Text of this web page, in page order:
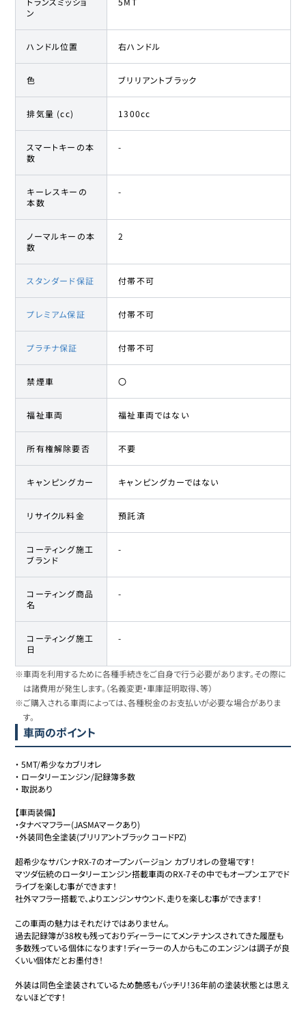
ン
ハンドル位置 右ハンドル
色 ブリリアントブラック
排気量 (cc) 1300cc
スマートキーの本
数
-
キーレスキーの
本数
-
ノーマルキーの本
数
2
スタンダード保証 付帯不可
プレミアム保証 付帯不可
プラチナ保証 付帯不可
禁煙車 〇
福祉車両 福祉車両ではない
所有権解除要否 不要
キャンピングカー キャンピングカーではない
リサイクル料金 預託済
コーティング施工
ブランド
-
コーティング商品
名
-
コーティング施工
日
-
※車両を利用するために各種手続きをご自身で行う必要があります。その際に
は諸費用が発生します。（名義変更・車庫証明取得、等）
※ご購入される車両によっては、各種税金のお支払いが必要な場合がありま
す。
車両のポイント
・5MT/希少なカブリオレ
・ ロータリーエンジン/記録簿多数
・取説あり
【車両装備】
・タナベマフラー(JASMAマークあり)
・外装同色全塗装(ブリリアントブラック コードPZ)
超希少なサバンナRX-7のオープンバージョン カブリオレの登場です！
マツダ伝統のロータリーエンジン搭載車両のRX-7その中でもオープンエアでド
ライブを楽しむ事ができます！
社外マフラー搭載で、よりエンジンサウンド、走りを楽しむ事ができます！
この車両の魅力はそれだけではありません。
過去記録簿が38枚も残っておりディーラーにてメンテナンスされてきた履歴も
多数残っている個体になります！ディーラーの人からもこのエンジンは調子が良
くいい個体だとお墨付き！
外装は同色全塗装されているため艶感もバッチリ！36年前の塗装状態とは思え
ないほどです！